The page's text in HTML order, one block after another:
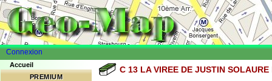
Connexion
Accueil
PREMIUM
C 13 LA VIREE DE JUSTIN